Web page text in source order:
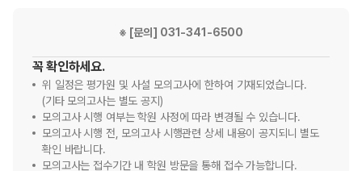
※ [문의] 031-341-6500
꼭 확인하세요.
위 일정은 평가원 및 사설 모의고사에 한하여 기재되었습니다.
(기타 모의고사는 별도 공지)
모의고사 시행 여부는 학원 사정에 따라 변경될 수 있습니다.
모의고사 시행 전, 모의고사 시행관련 상세 내용이 공지되니 별도
확인 바랍니다.
모의고사는 접수기간 내 학원 방문을 통해 접수 가능합니다.